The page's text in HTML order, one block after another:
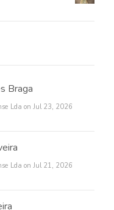
Braga
Lda on Jul 23, 2026
Lda on Jul 21, 2026